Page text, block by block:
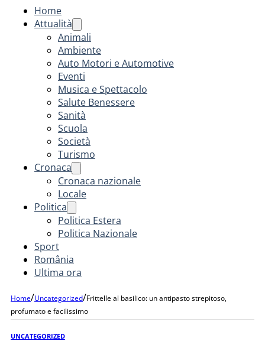
Home
Attualità
Animali
Ambiente
Auto Motori e Automotive
Eventi
Musica e Spettacolo
Salute Benessere
Sanità
Scuola
Società
Turismo
Cronaca
Cronaca nazionale
Locale
Politica
Politica Estera
Politica Nazionale
Sport
România
Ultima ora
Home/Uncategorized/Frittelle al basilico: un antipasto strepitoso,
profumato e facilissimo
UNCATEGORIZED